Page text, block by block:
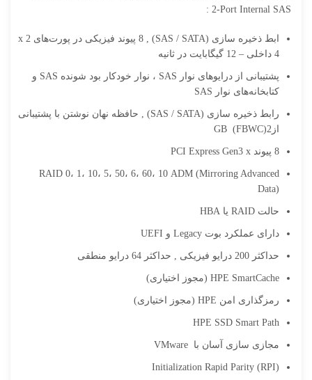
2-Port Internal SAS :
ابط ذخیره سازی (SAS / SATA) , 8 پیوند فیزیکی در پورت‌‌های 2 x
4 داخلی – 12 گیگابایت در ثانیه
پشتیبانی از درایوهای نوار SAS ، نوار خودکار بود شونده SAS و
کتابخانه‌‌های نوار SAS
رابط ذخیره سازی (SAS / SATA) , حافظه نهان نوشتن با پشتیبانی
ازGB (FBWC)2
8 پیوند PCI Express Gen3 x
RAID 0، 1، 10، 5، 50، 6، 60، 10 ADM (Mirroring Advanced
Data)
حالت RAID یا HBA
دارای عملکرد بوت Legacy و UEFI
حداکثر 200 درایو فیزیکی , حداکثر 64 درایو منطقی
HPE SmartCache (مجوز اختیاری)
رمزگذاری امن HPE (مجوز اختیاری)
HPE SSD Smart Path
مجازی سازی آسان با VMware
Initialization Rapid Parity (RPI)